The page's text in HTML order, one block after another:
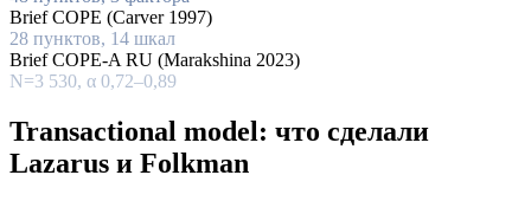
Brief COPE (Carver 1997)
28 пунктов, 14 шкал
Brief COPE-A RU (Marakshina 2023)
N=3 530, α 0,72–0,89
Transactional model: что сделали
Lazarus и Folkman